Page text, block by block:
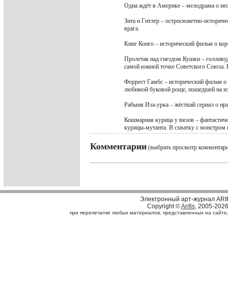
Одна ждёт в Америке – мелодрама о
Зита и Гитлер – остросюжетно-
врага.
Кинг Конго – исторический фильм о
Пролетая над гнездом Кушки –
самой южной точке Советского Союза.
Форрест Гамбс – исторический фильм о
любимой буковой роще, пошедшей на
Рабыня Иза-урка – жёсткий сериал о
Кошмарная курица у вязов –
курицы-мутанта. В схватку с
Комментарии (выбрать просмотр
Электронный арт-журнал
Copyright ©Arifis, 2005-2026
при перепечатке любых материалов, представленных на